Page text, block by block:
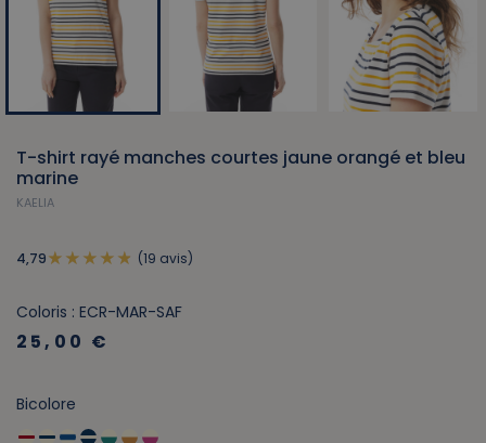
T-shirt rayé manches courtes jaune orangé et bleu
marine
KAELIA
4,79 (19 avis)
Coloris : ECR-MAR-SAF
25,00 €
Bicolore